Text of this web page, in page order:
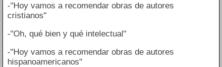
-"Hoy vamos a recomendar obras de autores
cristianos"
-"Oh, qué bien y qué intelectual"
-"Hoy vamos a recomendar obras de autores
hispanoamericanos"